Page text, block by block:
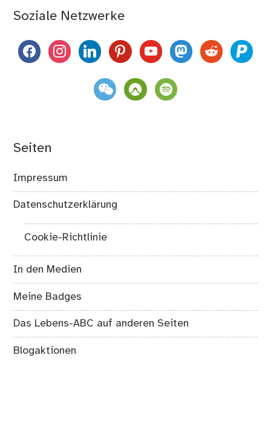
Soziale Netzwerke
facebookinstagramlinkedinpinterestyoutubemastodon
reddit paypal
weixin komootspotify
Seiten
Impressum
Datenschutzerklärung
Cookie-Richtlinie
In den Medien
Meine Badges
Das Lebens-ABC auf anderen Seiten
Blogaktionen